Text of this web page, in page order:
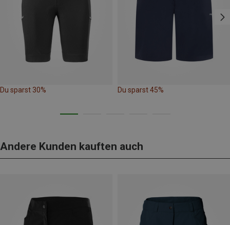
Du sparst 30% Du sparst 45%
Andere Kunden kauften auch